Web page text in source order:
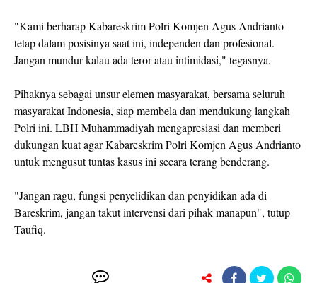
"Kami berharap Kabareskrim Polri Komjen Agus Andrianto
tetap dalam posisinya saat ini, independen dan profesional.
Jangan mundur kalau ada teror atau intimidasi," tegasnya.
Pihaknya sebagai unsur elemen masyarakat, bersama seluruh
masyarakat Indonesia, siap membela dan mendukung langkah
Polri ini. LBH Muhammadiyah mengapresiasi dan memberi
dukungan kuat agar Kabareskrim Polri Komjen Agus Andrianto
untuk mengusut tuntas kasus ini secara terang benderang.
"Jangan ragu, fungsi penyelidikan dan penyidikan ada di
Bareskrim, jangan takut intervensi dari pihak manapun", tutup
Taufiq.